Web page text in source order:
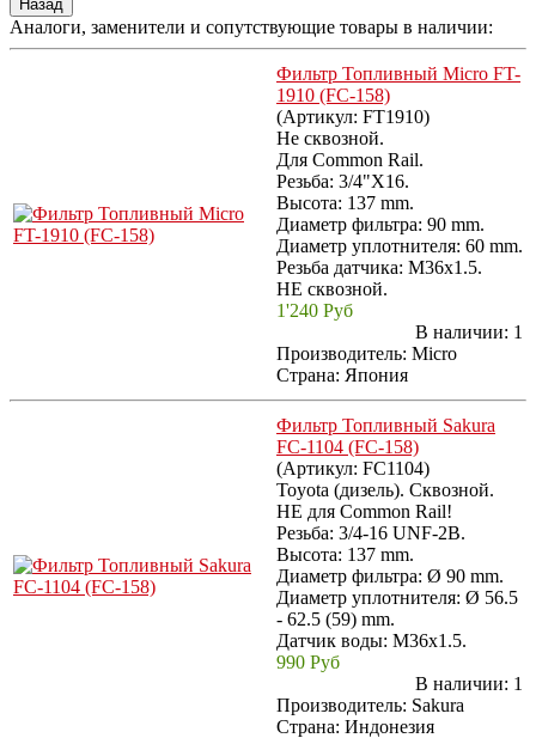
Аналоги, заменители и сопутствующие товары в наличии:
Фильтр Топливный Micro FT-
1910 (FC-158)
(Артикул: FT1910)
Не сквозной.
Для Common Rail.
Резьба: 3/4"X16.
Высота: 137 mm.
Диаметр фильтра: 90 mm.
Диаметр уплотнителя: 60 mm.
Резьба датчика: M36x1.5.
НЕ сквозной.
1'240 Руб
В наличии: 1
Производитель: Micro
Страна: Япония
Фильтр Топливный Sakura
FC-1104 (FC-158)
(Артикул: FC1104)
Toyota (дизель). Сквозной.
НЕ для Common Rail!
Резьба: 3/4-16 UNF-2B.
Высота: 137 mm.
Диаметр фильтра: Ø 90 mm.
Диаметр уплотнителя: Ø 56.5
- 62.5 (59) mm.
Датчик воды: M36x1.5.
990 Руб
В наличии: 1
Производитель: Sakura
Страна: Индонезия